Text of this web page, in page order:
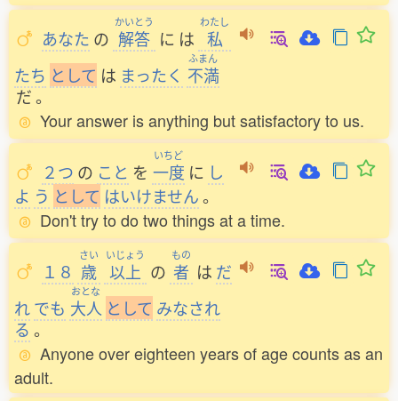
あなた の
かいとう
解答 に は
わたし
私
たち と して は まったく
ふまん
不満
だ。
Your answer is anything but satisfactory to us.
２つ の こと を
いちど
一度 に し
よ う と して はいけません。
Don't try to do two things at a time.
１８
さい
歳
いじょう
以上 の
もの
者 は だ
れでも
おとな
大人 と して みなされ
る 。
Anyone over eighteen years of age counts as an
adult.